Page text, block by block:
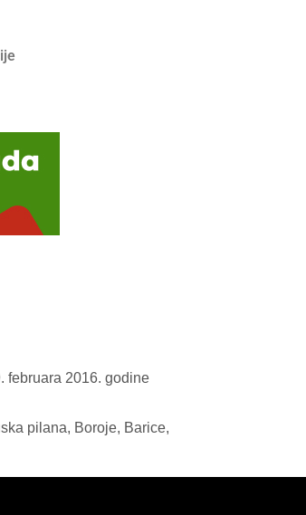
februara 2016. godine
pilana, Boroje, Barice,